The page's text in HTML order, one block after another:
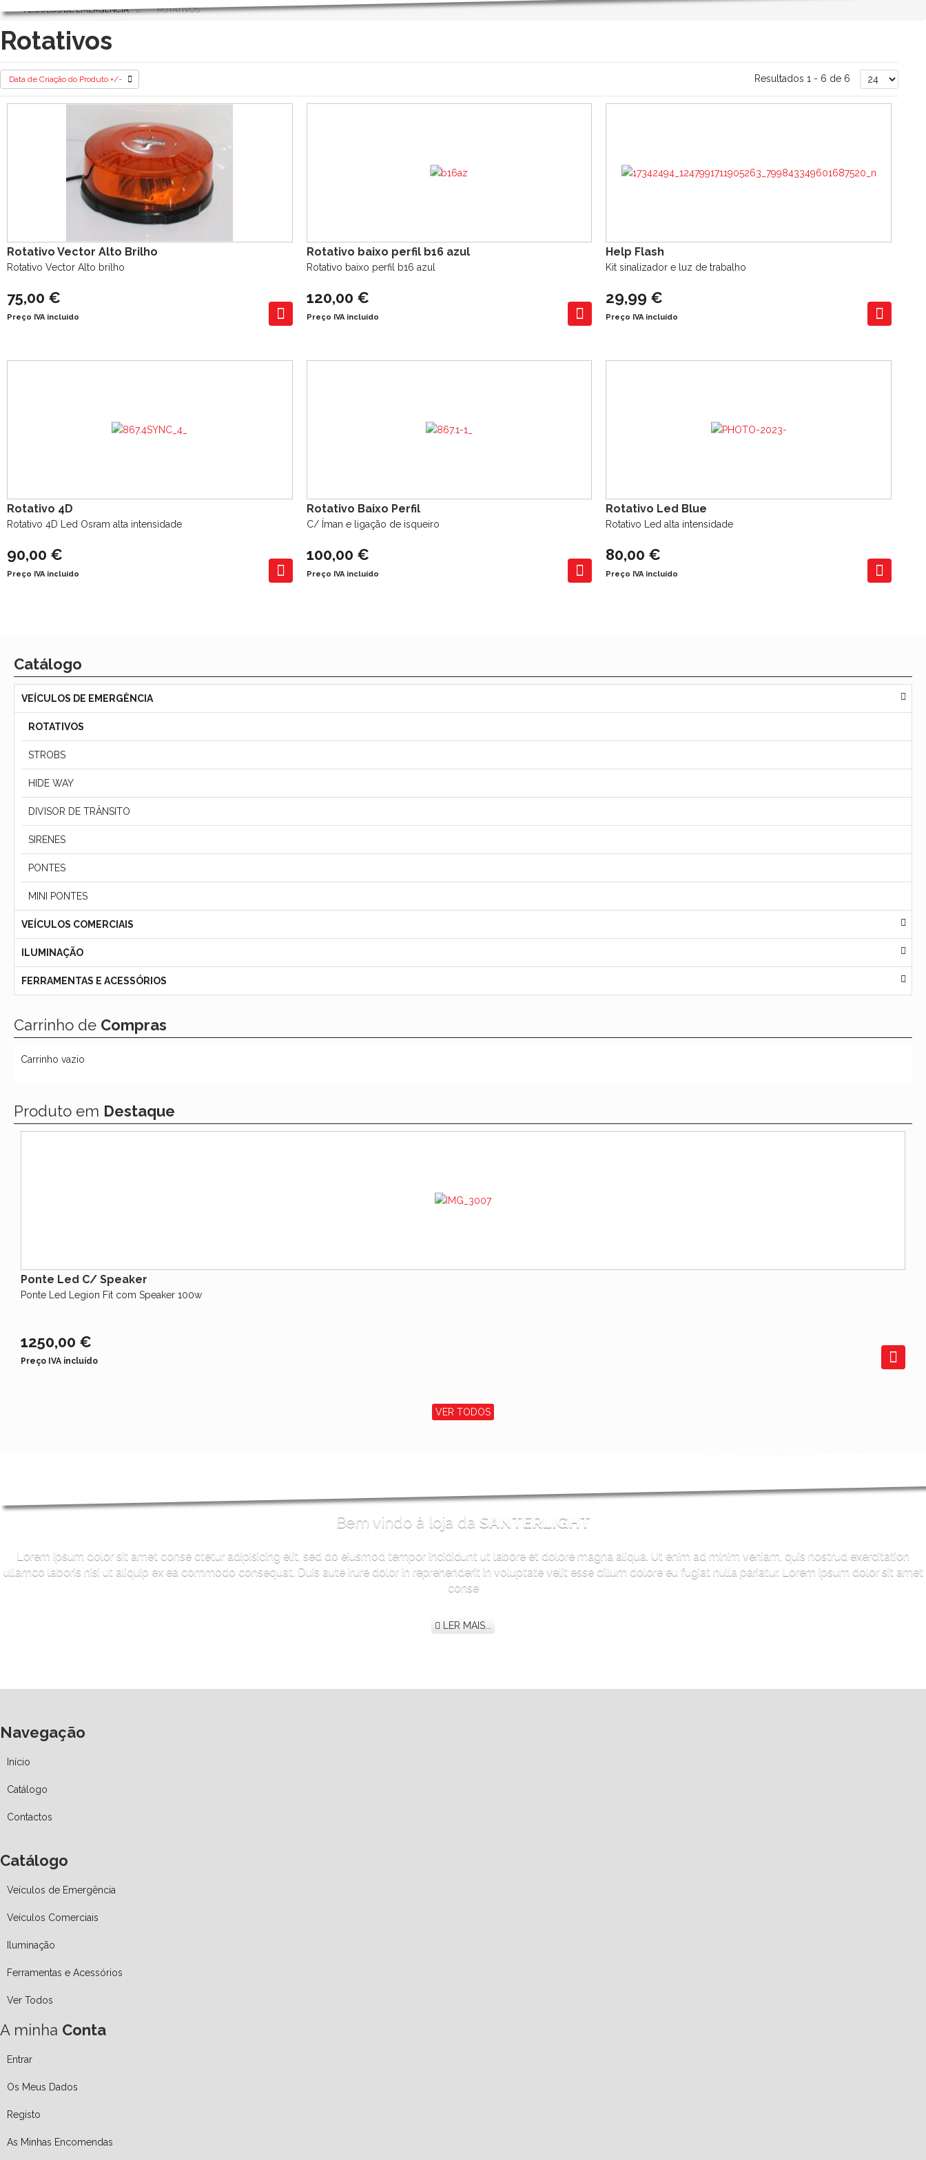
VEÍCULOS DE EMERGÊNCIA ROTATIVOS
Rotativos
Data de Criação do Produto +/- Resultados 1 - 6 de 6
Rotativo Vector Alto Brilho
Rotativo Vector Alto brilho
75,00 €
Preço IVA incluído
Rotativo baixo perfil b16 azul
Rotativo baixo perfil b16 azul
120,00 €
Preço IVA incluído
Help Flash
Kit sinalizador e luz de trabalho
29,99 €
Preço IVA incluído
Rotativo 4D
Rotativo 4D Led Osram alta intensidade
90,00 €
Preço IVA incluído
Rotativo Baixo Perfil
C/ Íman e ligação de isqueiro
100,00 €
Preço IVA incluído
Rotativo Led Blue
Rotativo Led alta intensidade
80,00 €
Preço IVA incluído
Catálogo
VEÍCULOS DE EMERGÊNCIA
ROTATIVOS
STROBS
HIDE WAY
DIVISOR DE TRÂNSITO
SIRENES
PONTES
MINI PONTES
VEÍCULOS COMERCIAIS
ILUMINAÇÃO
FERRAMENTAS E ACESSÓRIOS
Carrinho de Compras
Carrinho vazio
Produto em Destaque
Ponte Led C/ Speaker
Ponte Led Legion Fit com Speaker 100w
1250,00 €
Preço IVA incluído
VER TODOS
Bem vindo à loja da SANTERLIGHT
Lorem ipsum dolor sit amet conse ctetur adipisicing elit, sed do eiusmod tempor incididunt ut labore et dolore magna aliqua. Ut enim ad minim veniam, quis nostrud exercitation
ullamco laboris nisi ut aliquip ex ea commodo consequat. Duis aute irure dolor in reprehenderit in voluptate velit esse cillum dolore eu fugiat nulla pariatur. Lorem ipsum dolor sit amet
conse
LER MAIS...
Navegação
Início
Catálogo
Contactos
Catálogo
Veículos de Emergência
Veículos Comerciais
Iluminação
Ferramentas e Acessórios
Ver Todos
A minha Conta
Entrar
Os Meus Dados
Registo
As Minhas Encomendas